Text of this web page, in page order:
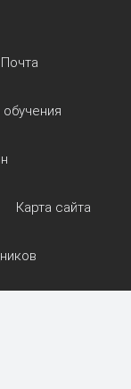
Почта
Карта сайта